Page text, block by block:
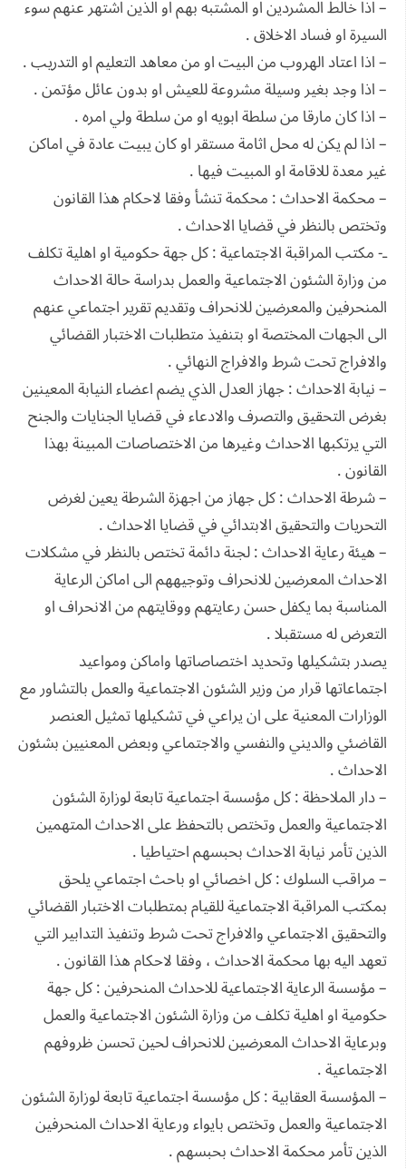
– اذا خالط المشردين او المشتبه بهم او الذين اشتهر عنهم سوء
السيرة او فساد الاخلاق .
– اذا اعتاد الهروب من البيت او من معاهد التعليم او التدريب .
– اذا وجد بغير وسيلة مشروعة للعيش او بدون عائل مؤتمن .
– اذا كان مارقا من سلطة ابويه او من سلطة ولي امره .
– اذا لم يكن له محل اثامة مستقر او كان يبيت عادة في اماكن
غير معدة للاقامة او المبيت فيها .
– محكمة الاحداث : محكمة تنشأ وفقا لاحكام هذا القانون
وتختص بالنظر في قضايا الاحداث .
ـ- مكتب المراقبة الاجتماعية : كل جهة حكومية او اهلية تكلف
من وزارة الشئون الاجتماعية والعمل بدراسة حالة الاحداث
المنحرفين والمعرضين للانحراف وتقديم تقرير اجتماعي عنهم
الى الجهات المختصة او بتنفيذ متطلبات الاختبار القضائي
والافراج تحت شرط والافراج النهائي .
– نيابة الاحداث : جهاز العدل الذي يضم اعضاء النيابة المعينين
بغرض التحقيق والتصرف والادعاء في قضايا الجنايات والجنح
التي يرتكبها الاحداث وغيرها من الاختصاصات المبينة بهذا
القانون .
– شرطة الاحداث : كل جهاز من اجهزة الشرطة يعين لغرض
التحريات والتحقيق الابتدائي في قضايا الاحداث .
– هيئة رعاية الاحداث : لجنة دائمة تختص بالنظر في مشكلات
الاحداث المعرضين للانحراف وتوجيههم الى اماكن الرعاية
المناسبة بما يكفل حسن رعايتهم ووقايتهم من الانحراف او
التعرض له مستقبلا .
يصدر بتشكيلها وتحديد اختصاصاتها واماكن ومواعيد
اجتماعاتها قرار من وزير الشئون الاجتماعية والعمل بالتشاور مع
الوزارات المعنية على ان يراعي في تشكيلها تمثيل العنصر
القاضئي والديني والنفسي والاجتماعي وبعض المعنيين بشئون
الاحداث .
– دار الملاحظة : كل مؤسسة اجتماعية تابعة لوزارة الشئون
الاجتماعية والعمل وتختص بالتحفظ على الاحداث المتهمين
الذين تأمر نيابة الاحداث بحبسهم احتياطيا .
– مراقب السلوك : كل اخصائي او باحث اجتماعي يلحق
بمكتب المراقبة الاجتماعية للقيام بمتطلبات الاختبار القضائي
والتحقيق الاجتماعي والافراج تحت شرط وتنفيذ التدابير التي
تعهد اليه بها محكمة الاحداث ، وفقا لاحكام هذا القانون .
– مؤسسة الرعاية الاجتماعية للاحداث المنحرفين : كل جهة
حكومية او اهلية تكلف من وزارة الشئون الاجتماعية والعمل
وبرعاية الاحداث المعرضين للانحراف لحين تحسن ظروفهم
الاجتماعية .
– المؤسسة العقابية : كل مؤسسة اجتماعية تابعة لوزارة الشئون
الاجتماعية والعمل وتختص بايواء ورعاية الاحداث المنحرفين
الذين تأمر محكمة الاحداث بحبسهم .